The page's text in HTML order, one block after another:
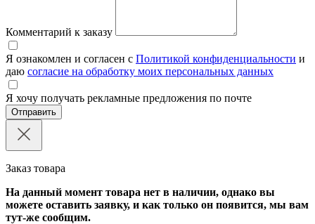
Комментарий к заказу
Я ознакомлен и согласен с Политикой конфиденциальности и
даю согласие на обработку моих персональных данных
Я хочу получать рекламные предложения по почте
Отправить
Заказ товара
На данный момент товара нет в наличии, однако вы
можете оставить заявку, и как только он появится, мы вам
тут-же сообщим.